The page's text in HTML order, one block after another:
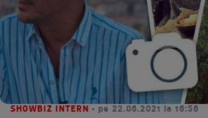
SHOWBIZ INTERN • pe 22.06.2021 la 16:56